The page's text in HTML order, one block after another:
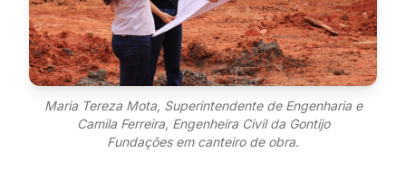
Maria Tereza Mota, Superintendente de Engenharia e
Camila Ferreira, Engenheira Civil da Gontijo
Fundações em canteiro de obra.